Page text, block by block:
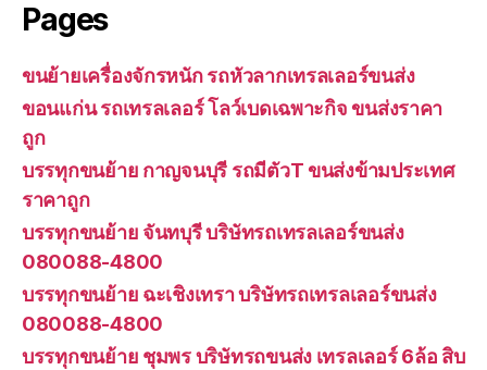
Pages
ขนย้ายเครื่องจักรหนัก รถหัวลากเทรลเลอร์ขนส่ง
ขอนแก่น รถเทรลเลอร์ โลว์เบดเฉพาะกิจ ขนส่งราคา
ถูก
บรรทุกขนย้าย กาญจนบุรี รถมีตัวT ขนส่งข้ามประเทศ
ราคาถูก
บรรทุกขนย้าย จันทบุรี บริษัทรถเทรลเลอร์ขนส่ง
080088-4800
บรรทุกขนย้าย ฉะเชิงเทรา บริษัทรถเทรลเลอร์ขนส่ง
080088-4800
บรรทุกขนย้าย ชุมพร บริษัทรถขนส่ง เทรลเลอร์ 6ล้อ สิบ